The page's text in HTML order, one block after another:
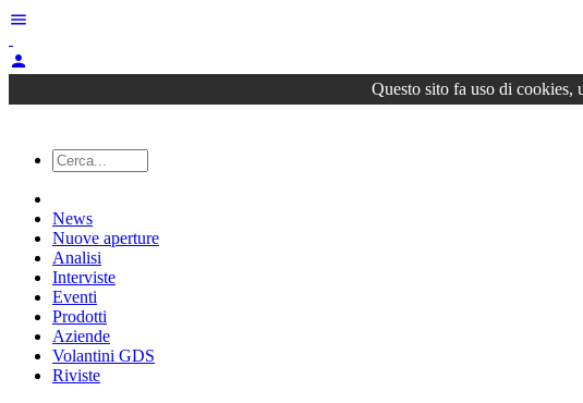
menu
person
Questo sito fa uso di cookies,
News
Nuove aperture
Analisi
Interviste
Eventi
Prodotti
Aziende
Volantini GDS
Riviste